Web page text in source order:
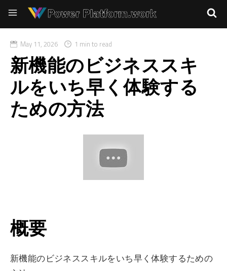
May 11, 2026 1 min to read
新機能のビジネススキ
ルをいち早く体験する
ための方法
概要
新機能のビジネススキルをいち早く体験するための